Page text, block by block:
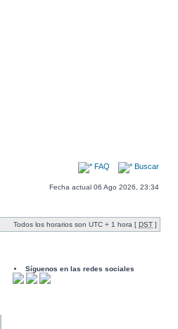
FAQ Buscar
Fecha actual 06 Ago 2026, 23:34
Todos los horarios son UTC + 1 hora [ DST ]
Síguenos en las redes sociales